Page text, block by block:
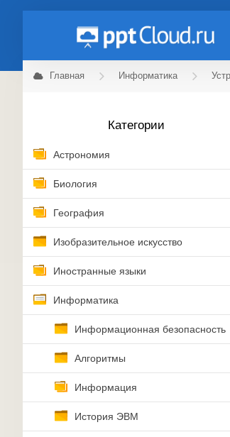
Главная Информатика
Категории
Астрономия
Биология
География
Изобразительное искусство
Иностранные языки
Информатика
Информационная безопасность
Алгоритмы
Информация
История ЭВМ